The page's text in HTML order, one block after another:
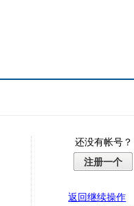
还没有帐号？
注册一个
返回继续操作